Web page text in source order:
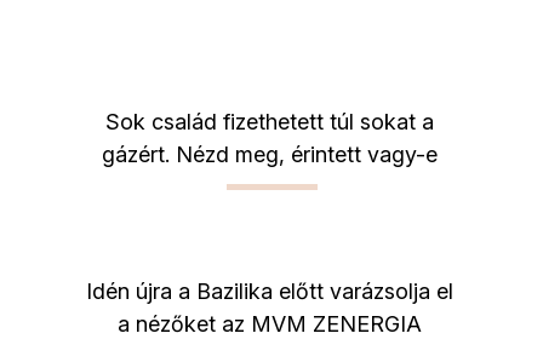
Sok család fizethetett túl sokat a
gázért. Nézd meg, érintett vagy-e
Idén újra a Bazilika előtt varázsolja el
a nézőket az MVM ZENERGIA